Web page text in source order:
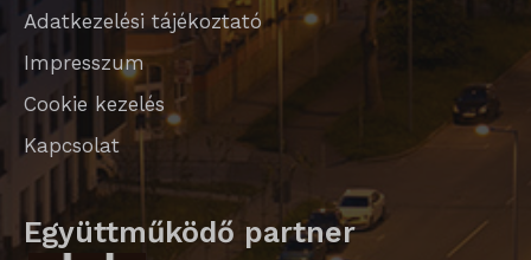
Adatkezelési tájékoztató
Impresszum
Cookie kezelés
Kapcsolat
Együttműködő partner